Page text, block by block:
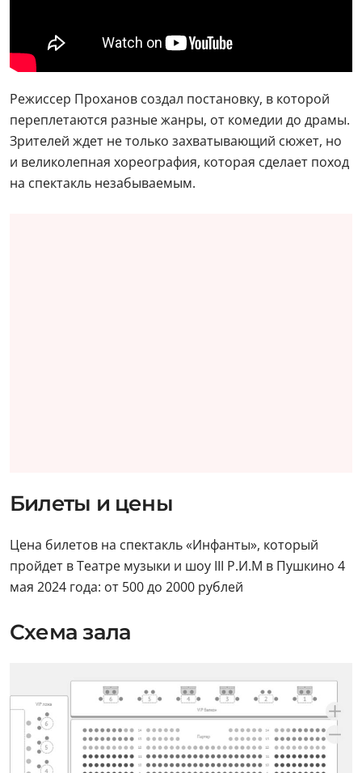
Режиссер Проханов создал постановку, в которой
переплетаются разные жанры, от комедии до драмы.
Зрителей ждет не только захватывающий сюжет, но
и великолепная хореография, которая сделает поход
на спектакль незабываемым.
Билеты и цены
Цена билетов на спектакль «Инфанты», который
пройдет в Театре музыки и шоу III Р.И.М в Пушкино 4
мая 2024 года: от 500 до 2000 рублей
Схема зала